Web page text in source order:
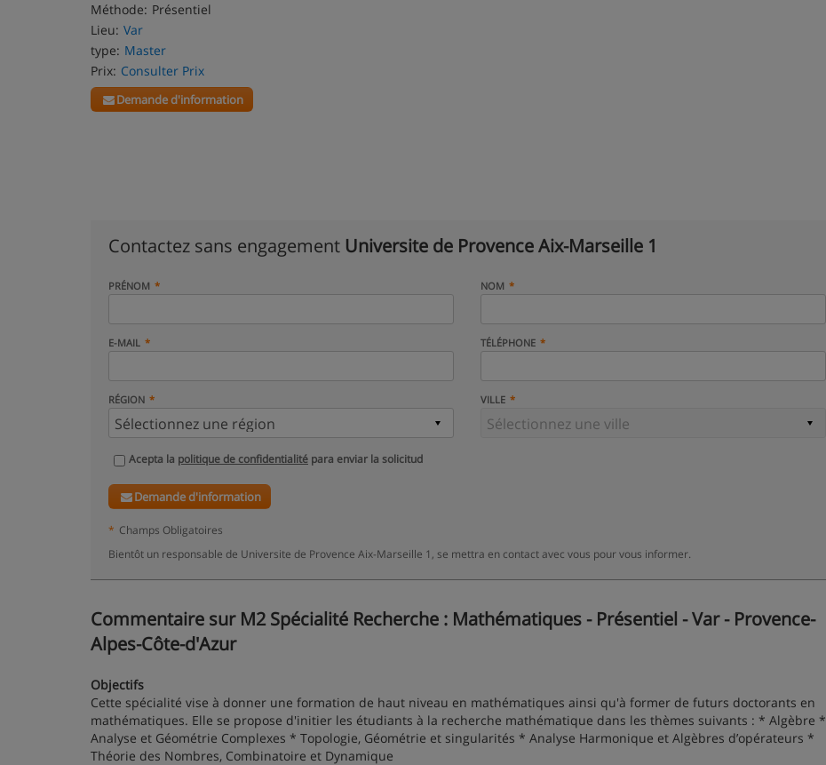
Méthode: Présentiel
Lieu: Var
type: Master
Prix: Consulter Prix
Demande d'information
Contactez sans engagement Universite de Provence Aix-Marseille 1
PRÉNOM NOM
E-MAIL TÉLÉPHONE
RÉGION VILLE
Acepta la politique de confidentialité para enviar la solicitud
Demande d'information
* Champs Obligatoires
Bientôt un responsable de Universite de Provence Aix-Marseille 1, se mettra en contact avec vous pour vous informer.
Commentaire sur M2 Spécialité Recherche : Mathématiques - Présentiel - Var - Provence-
Alpes-Côte-d'Azur
Objectifs
Cette spécialité vise à donner une formation de haut niveau en mathématiques ainsi qu'à former de futurs doctorants en
mathématiques. Elle se propose d'initier les étudiants à la recherche mathématique dans les thèmes suivants : * Algèbre *
Analyse et Géométrie Complexes * Topologie, Géométrie et singularités * Analyse Harmonique et Algèbres d’opérateurs *
Théorie des Nombres, Combinatoire et Dynamique